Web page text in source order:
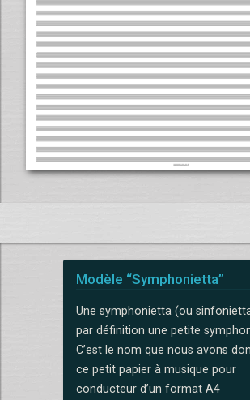
Modèle “Symphonietta”
Une symphonietta (ou
par définition une petite
C’est le nom que nous avons
ce petit papier à musique pour
conducteur d’un format A4